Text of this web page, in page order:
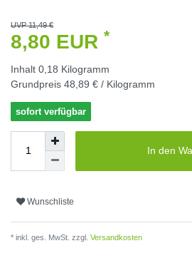
UVP 11,49 €
8,80 EUR *
Inhalt 0,18 Kilogramm
Grundpreis 48,89 € / Kilogramm
sofort verfügbar
In den
Wunschliste
* inkl. ges. MwSt. zzgl. Versandkosten